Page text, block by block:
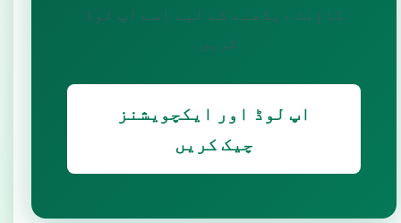
کاؤنٹ دیکھنے کے لیے اسے اپ لوڈ
کریں۔
اپ لوڈ اور ایکچویشنز
چیک کریں